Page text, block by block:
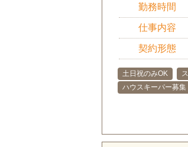
勤務時間
仕事内容
契約形態
土日祝のみOK
ハウスキーパー募集